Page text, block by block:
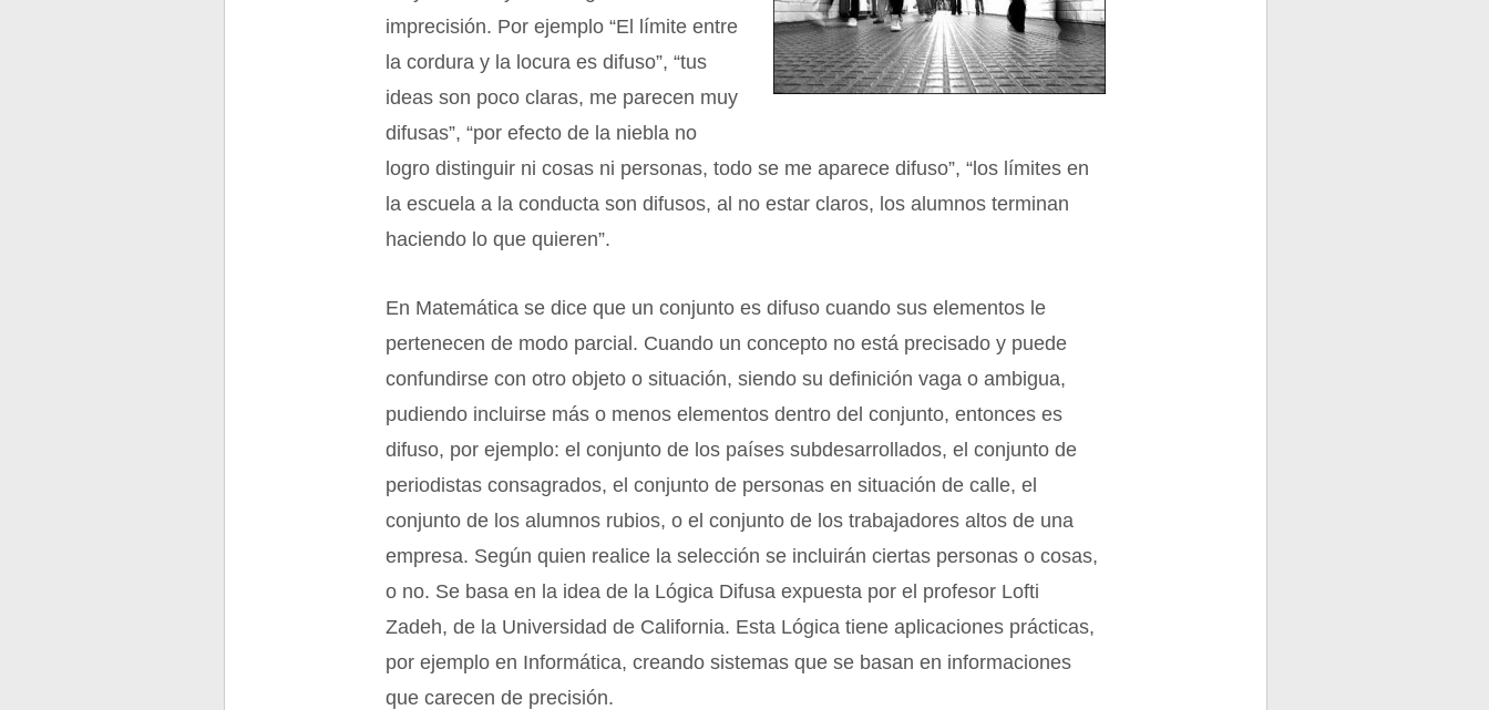
imprecisión. Por ejemplo “El límite entre
la cordura y la locura es difuso”, “tus
ideas son poco claras, me parecen muy
difusas”, “por efecto de la niebla no
logro distinguir ni cosas ni personas, todo se me aparece difuso”, “los límites en
la escuela a la conducta son difusos, al no estar claros, los alumnos terminan
haciendo lo que quieren”.
En Matemática se dice que un conjunto es difuso cuando sus elementos le
pertenecen de modo parcial. Cuando un concepto no está precisado y puede
confundirse con otro objeto o situación, siendo su definición vaga o ambigua,
pudiendo incluirse más o menos elementos dentro del conjunto, entonces es
difuso, por ejemplo: el conjunto de los países subdesarrollados, el conjunto de
periodistas consagrados, el conjunto de personas en situación de calle, el
conjunto de los alumnos rubios, o el conjunto de los trabajadores altos de una
empresa. Según quien realice la selección se incluirán ciertas personas o cosas,
o no. Se basa en la idea de la Lógica Difusa expuesta por el profesor Lofti
Zadeh, de la Universidad de California. Esta Lógica tiene aplicaciones prácticas,
por ejemplo en Informática, creando sistemas que se basan en informaciones
que carecen de precisión.